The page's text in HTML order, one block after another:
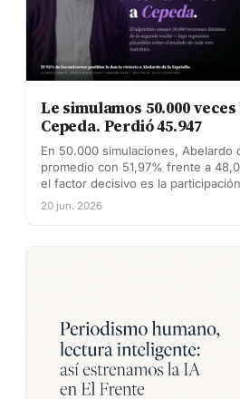
Le simulamos 50.000
Cepeda. Perdió 45.947
En 50.000 simulaciones, Abelardo
promedio con 51,97% frente a
el factor decisivo es la
20 jun. 2026